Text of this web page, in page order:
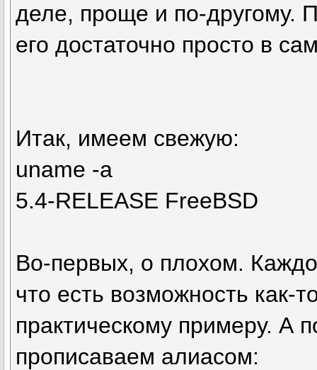
деле, проще и по-другому.
его достаточно просто в
Итак, имеем свежую:
uname -a
5.4-RELEASE FreeBSD
Во-первых, о плохом.
что есть возможность как-
практическому примеру. А
прописаваем алиасом: